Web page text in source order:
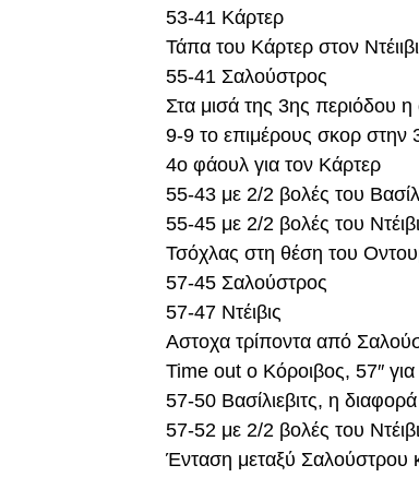
53-41 Κάρτερ
Τάπα του Κάρτερ στον
55-41 Σαλούστρος
Στα μισά της 3ης περιόδου
9-9 το επιμέρους σκορ στην
4ο φάουλ για τον Κάρτερ
55-43 με 2/2 βολές του
55-45 με 2/2 βολές του
Τσόχλας στη θέση του
57-45 Σαλούστρος
57-47 Ντέιβις
Αστοχα τρίποντα από
Time out o Κόροιβος, 57″ για
57-50 Βασίλιεβιτς, η
57-52 με 2/2 βολές του
Ένταση μεταξύ Σαλούστρου